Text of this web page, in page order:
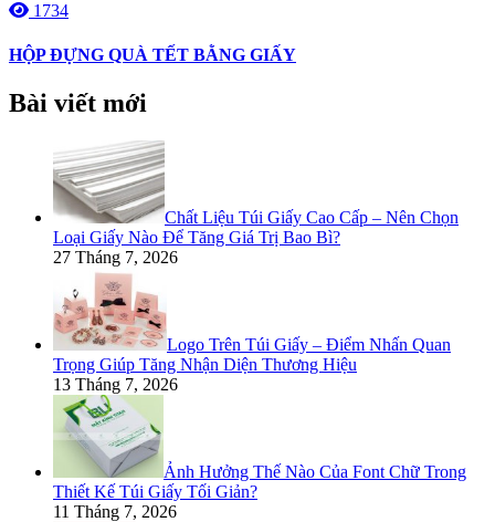
1734
HỘP ĐỰNG QUÀ TẾT BẰNG GIẤY
Bài viết mới
Chất Liệu Túi Giấy Cao Cấp – Nên Chọn
Loại Giấy Nào Để Tăng Giá Trị Bao Bì?
27 Tháng 7, 2026
Logo Trên Túi Giấy – Điểm Nhấn Quan
Trọng Giúp Tăng Nhận Diện Thương Hiệu
13 Tháng 7, 2026
Ảnh Hưởng Thế Nào Của Font Chữ Trong
Thiết Kế Túi Giấy Tối Giản?
11 Tháng 7, 2026